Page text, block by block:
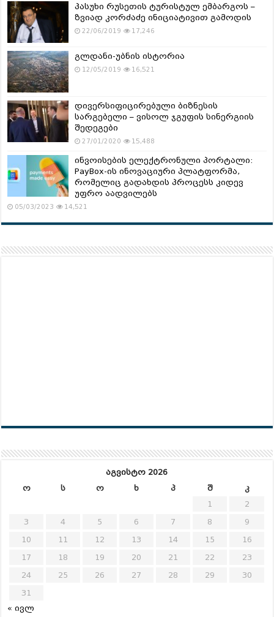
პასუხი რუსეთის ტურისტულ ემბარგოს –
ზვიად კორძაძე ინიციატივით გამოდის
22/06/2019 17,246
გლდანი-უბნის ისტორია
12/05/2019 16,521
დივერსიფიცირებული ბიზნესის
სარგებელი – ვისოლ ჯგუფის სინერგიის
შედეგები
27/01/2020 15,488
ინვოისების ელექტრონული პორტალი:
PayBox-ის ინოვაციური პლატფორმა,
რომელიც გადახდის პროცესს კიდევ
უფრო აადვილებს
05/03/2023 14,521
აგვისტო 2026
ო
ს ო ხ პ შ
კ
1
2
3
4 5 6 7 8
9
10
11 12 13 14 15
16
17
18 19 20 21 22
23
24
25 26 27 28 29
30
31
« ივლ